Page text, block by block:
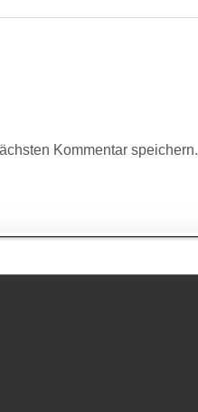
Kommentar speichern.